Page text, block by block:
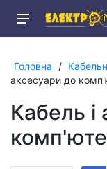
Головна /
аксесуари до
Кабель і